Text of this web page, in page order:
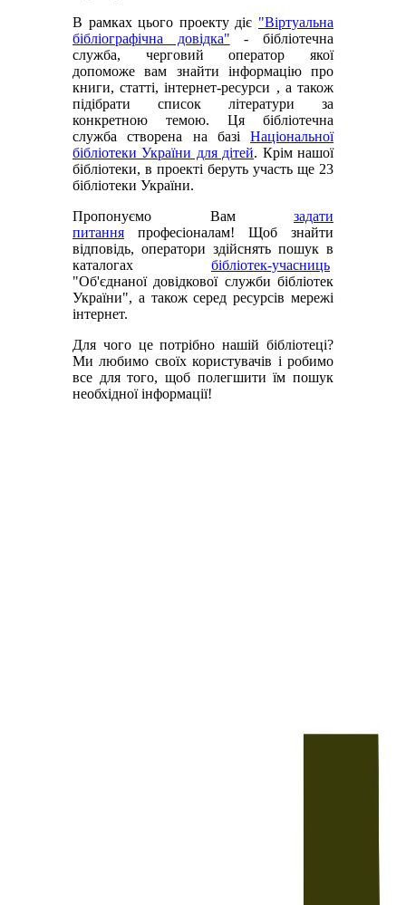
В рамках цього проекту діє "Віртуальна
бібліографічна довідка" - бібліотечна
служба, черговий оператор якої
допоможе вам знайти інформацію про
книги, статті, інтернет-ресурси , а також
підібрати список літератури за
конкретною темою. Ця бібліотечна
служба створена на базі Національної
бібліотеки України для дітей. Крім нашої
бібліотеки, в проекті беруть участь ще 23
бібліотеки України.
Пропонуємо Вам задати
питання професіоналам! Щоб знайти
відповідь, оператори здійснять пошук в
каталогах бібліотек-учасниць
"Об'єднаної довідкової служби бібліотек
України", а також серед ресурсів мережі
інтернет.
Для чого це потрібно нашій бібліотеці?
Ми любимо своїх користувачів і робимо
все для того, щоб полегшити їм пошук
необхідної інформації!